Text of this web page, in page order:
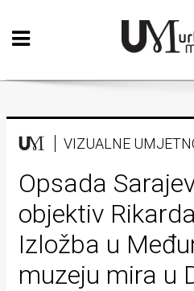
Početna
Vizualne
Teatar
Književnost
Muzika
Film
Intervju
VIZUALNE
Opsada
objektiv
Izložba u
muzeju mira u